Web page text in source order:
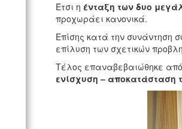
Έτσι η ένταξη των δυο
προχωράει κανονικά.
Επίσης κατά την συνάντηση
επίλυση των σχετικών
Τέλος επαναβεβαιώθηκε
ενίσχυση – αποκατάσταση